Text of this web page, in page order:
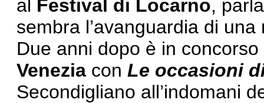
al Festival di Locarno,
sembra l’avanguardia di
Due anni dopo è in
Venezia con Le occasioni
Secondigliano all’indomani